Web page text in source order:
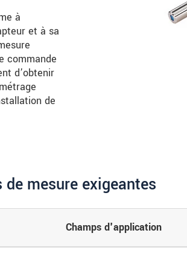
à
et à sa
commande
d’obtenir
de
mesure exigeantes
Champs d'application